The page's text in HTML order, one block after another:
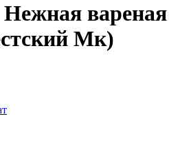
вареная
Мк)